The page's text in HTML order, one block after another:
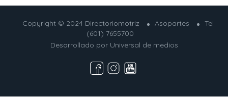
Copyright © 2024 Directoriomotriz Asopartes
Tel
(601) 7655700
Desarrollado por Universal de medios